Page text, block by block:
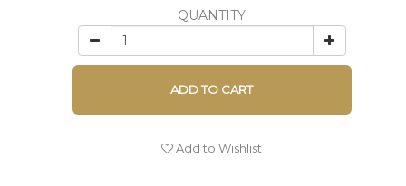
QUANTITY
ADD TO CART
Add to Wishlist